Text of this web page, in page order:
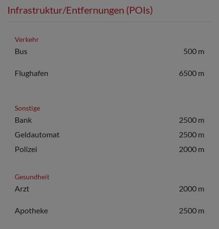
Infrastruktur/Entfernungen (POIs)
Verkehr
Bus 500 m
Flughafen 6500 m
Sonstige
Bank
2500 m
Geldautomat
2500 m
Polizei
2000 m
Gesundheit
Arzt 2000 m
Apotheke 2500 m